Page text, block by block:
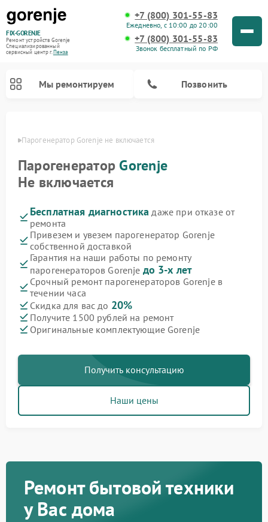
FIX-GORENJE
Ремонт устройств Gorenje
Специализированный
cервисный центр г.Пенза
+7 (800) 301-55-83
Ежедневно, с 10:00 до 20:00
+7 (800) 301-55-83
Звонок бесплатный по РФ
Мы ремонтируем Позвонить
Парогенератор Gorenje не включается
Парогенератор Gorenje
Не включается
Бесплатная диагностика даже при отказе от
ремонта
Привезем и увезем парогенератор Gorenje
собственной доставкой
Гарантия на наши работы по ремонту
парогенераторов Gorenje до 3-х лет
Срочный ремонт парогенераторов Gorenje в
течении часа
Скидка для вас до 20%
Получите 1500 рублей на ремонт
Оригинальные комплектующие Gorenje
Получить консультацию
Наши цены
Ремонт бытовой техники
у Вас дома